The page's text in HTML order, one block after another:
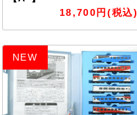
18,700円(税込)
NEW